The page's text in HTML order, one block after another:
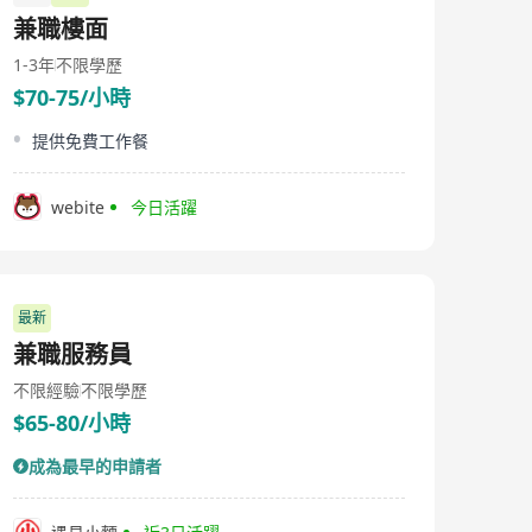
兼職樓面
1-3年不限學歷
$70-75/小時
提供免費工作餐
webite 今日活躍
最新
兼職服務員
不限經驗不限學歷
$65-80/小時
成為最早的申請者